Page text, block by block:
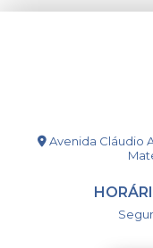
Avenida Cláudio